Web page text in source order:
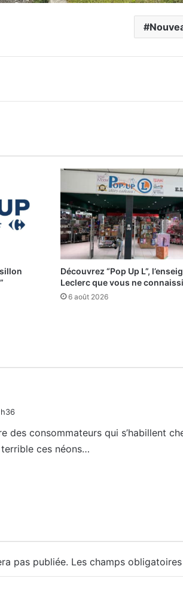
Découvrez “Pop Up L”,
Leclerc que vous ne
6 août 2026
des consommateurs qui s’habillent
ces néons…
pas publiée. Les champs